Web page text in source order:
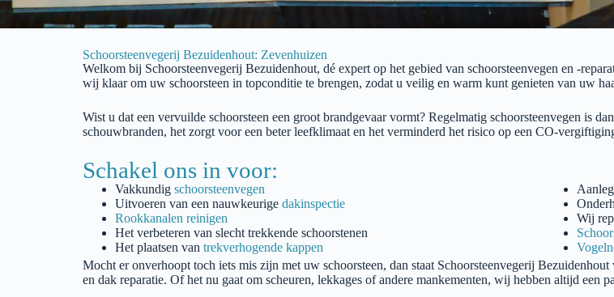
Schoorsteenvegerij Bezuidenhout: Zevenhuizen
Welkom bij Schoorsteenvegerij Bezuidenhout, dé expert op het gebied van schoorsteenvegen en -
wij klaar om uw schoorsteen in topconditie te brengen, zodat u veilig en warm kunt genieten van uw
Wist u dat een vervuilde schoorsteen een groot brandgevaar vormt? Regelmatig schoorsteenvegen is
schouwbranden, het zorgt voor een beter leefklimaat en het verminderd het risico op een CO-
Schakel ons in voor:
Vakkundig schoorsteenvegen
Uitvoeren van een nauwkeurige dakinspectie
Rookkanalen reinigen
Het verbeteren van slecht trekkende schoorstenen
Het plaatsen van trekverhogende kappen
Wij
Mocht er onverhoopt toch iets mis zijn met uw schoorsteen, dan staat Schoorsteenvegerij Bezuidenhout
en dak reparatie. Of het nu gaat om scheuren, lekkages of andere mankementen, wij hebben altijd een